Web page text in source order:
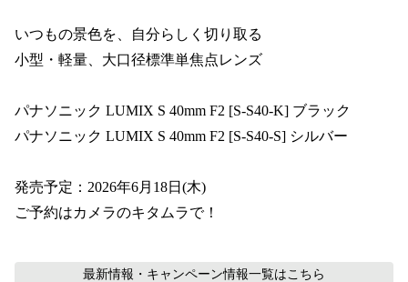
いつもの景色を、自分らしく切り取る
小型・軽量、大口径標準単焦点レンズ
パナソニック LUMIX S 40mm F2 [S-S40-K] ブラック
パナソニック LUMIX S 40mm F2 [S-S40-S] シルバー
発売予定：2026年6月18日(木)
ご予約はカメラのキタムラで！
最新情報・キャンペーン情報一覧はこちら